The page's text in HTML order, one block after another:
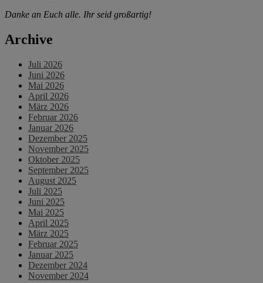
Danke an Euch alle. Ihr seid großartig!
Archive
Juli 2026
Juni 2026
Mai 2026
April 2026
März 2026
Februar 2026
Januar 2026
Dezember 2025
November 2025
Oktober 2025
September 2025
August 2025
Juli 2025
Juni 2025
Mai 2025
April 2025
März 2025
Februar 2025
Januar 2025
Dezember 2024
November 2024